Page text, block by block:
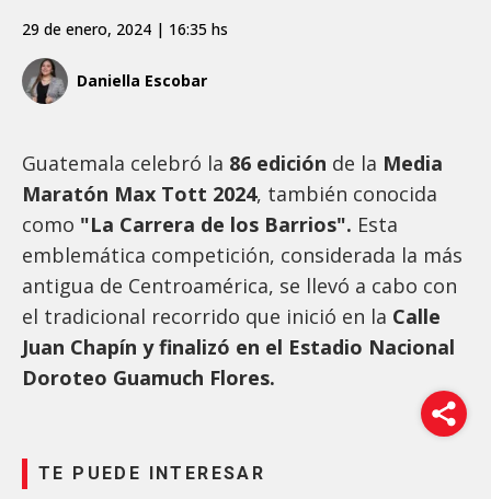
Daniella Escobar
29 de enero, 2024 | 16:35 hs
Guatemala celebró la 86 edición de la Media
Maratón Max Tott 2024, también conocida
como "La Carrera de los Barrios". Esta
emblemática competición, considerada la más
antigua de Centroamérica, se llevó a cabo con
el tradicional recorrido que inició en la Calle
Juan Chapín y finalizó en el Estadio Nacional
Doroteo Guamuch Flores.
TE PUEDE INTERESAR